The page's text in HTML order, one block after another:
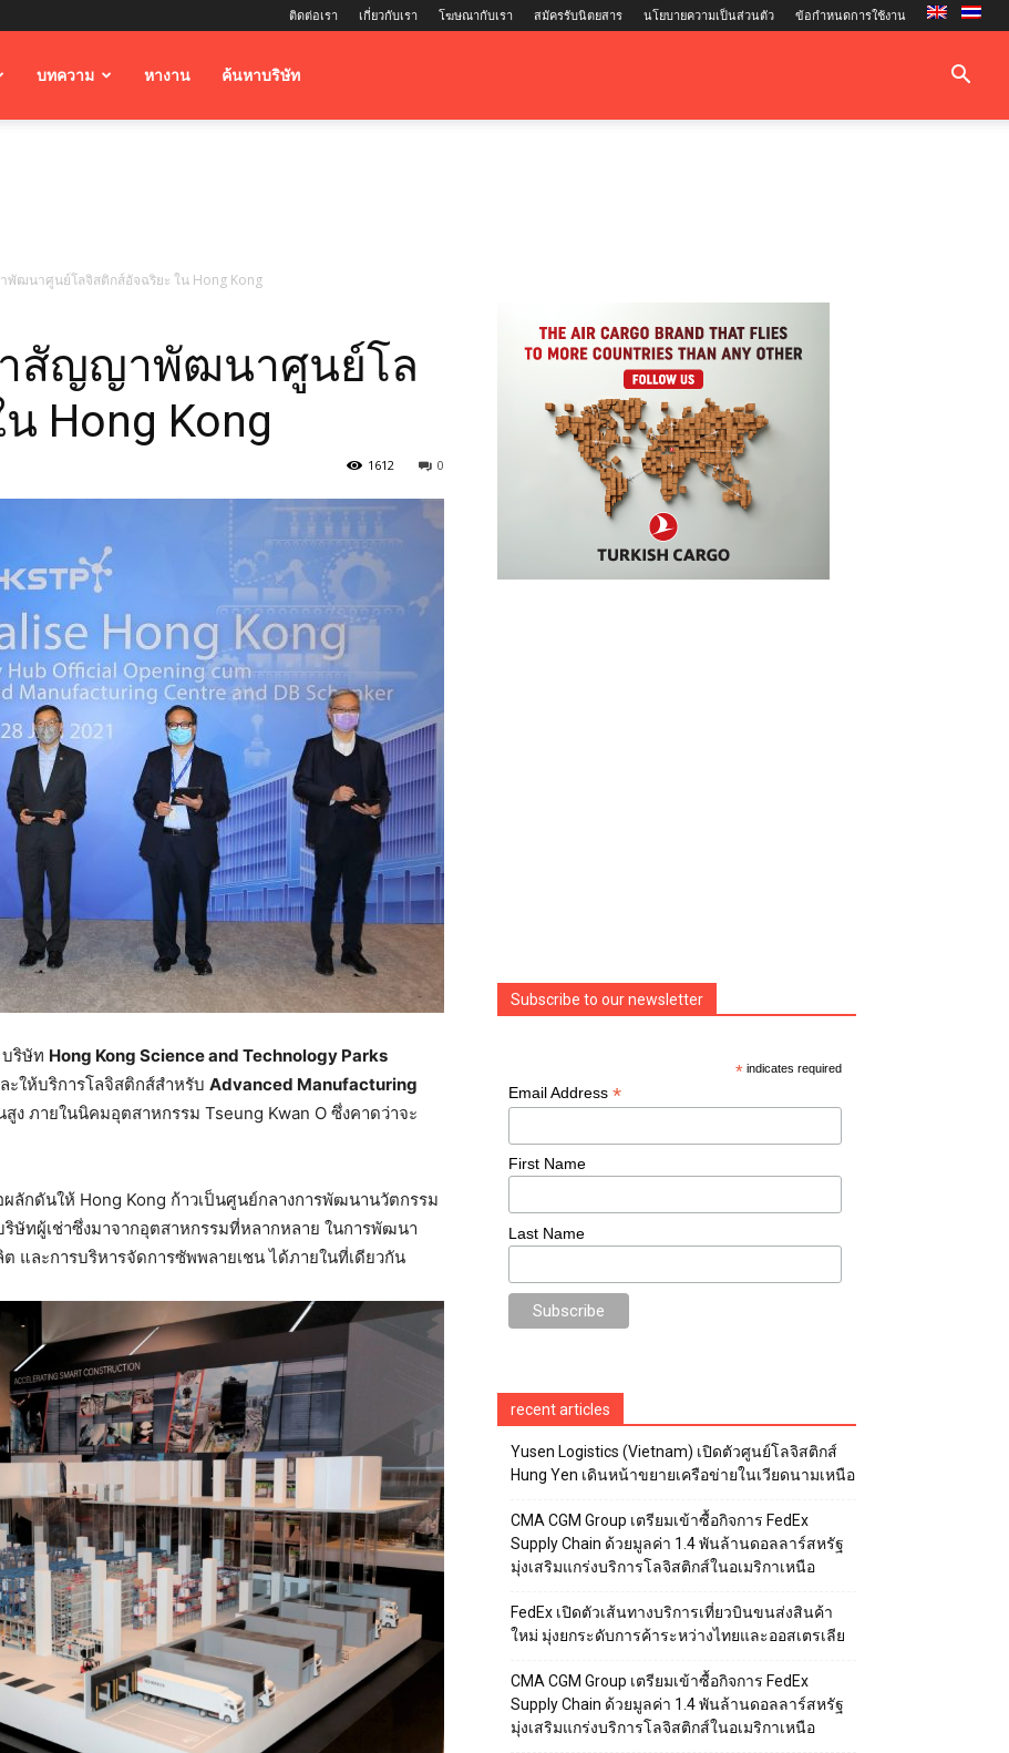
ติดต่อเรา เกี่ยวกับเรา โฆษณากับเรา สมัครรับนิตยสาร นโยบายความเป็นส่วนตัว ข้อกำหนดการใช้งาน
บทความ หางาน ค้นหาบริษัท
พัฒนาศูนย์โลจิสติกส์อัจฉริยะ ใน Hong Kong
าสัญญาพัฒนาศูนย์โล
Hong Kong
0
1612
บริษัท Hong Kong Science and Technology Parks
ให้บริการโลจิสติกส์สำหรับ Advanced Manufacturing
ง ภายในนิคมอุตสาหกรรม Tseung Kwan O ซึ่งคาดว่าจะ
กดันให้ Hong Kong ก้าวเป็นศูนย์กลางการพัฒนานวัตกรรม
ษัทผู้เช่าซึ่งมาจากอุตสาหกรรมที่หลากหลาย ในการพัฒนา
และการบริหารจัดการซัพพลายเชน ได้ภายในที่เดียวกัน
Subscribe to our newsletter
* indicates required
Email Address *
First Name
Last Name
recent articles
Yusen Logistics (Vietnam) เปิดตัวศูนย์โลจิสติกส์
Hung Yen เดินหน้าขยายเครือข่ายในเวียดนามเหนือ
CMA CGM Group เตรียมเข้าซื้อกิจการ FedEx
Supply Chain ด้วยมูลค่า 1.4 พันล้านดอลลาร์สหรัฐ
มุ่งเสริมแกร่งบริการโลจิสติกส์ในอเมริกาเหนือ
FedEx เปิดตัวเส้นทางบริการเที่ยวบินขนส่งสินค้า
ใหม่ มุ่งยกระดับการค้าระหว่างไทยและออสเตรเลีย
CMA CGM Group เตรียมเข้าซื้อกิจการ FedEx
Supply Chain ด้วยมูลค่า 1.4 พันล้านดอลลาร์สหรัฐ
มุ่งเสริมแกร่งบริการโลจิสติกส์ในอเมริกาเหนือ